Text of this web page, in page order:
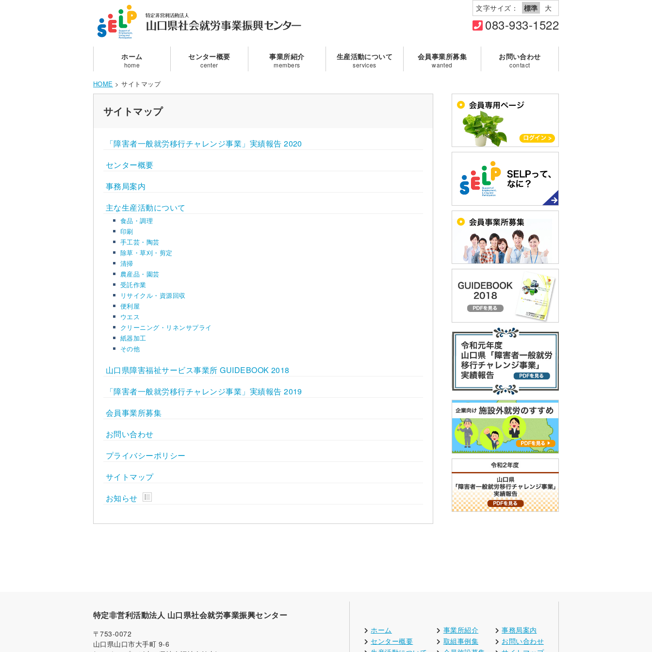
文字サイズ： 標準 大
083-933-1522
ホーム センター概要 事業所紹介 生産活動について 会員事業所募集 お問い合わせ
HOME >サイトマップ
サイトマップ
「障害者一般就労移行チャレンジ事業」実績報告 2020
センター概要
事務局案内
主な生産活動について
食品・調理
印刷
手工芸・陶芸
除草・草刈・剪定
清掃
農産品・園芸
受託作業
リサイクル・資源回収
便利屋
ウエス
クリーニング・リネンサプライ
紙器加工
その他
山口県障害福祉サービス事業所 GUIDEBOOK 2018
「障害者一般就労移行チャレンジ事業」実績報告 2019
会員事業所募集
お問い合わせ
プライバシーポリシー
サイトマップ
お知らせ
特定非営利活動法人 山口県社会就労事業振興センター
〒753-0072
山口県山口市大手町 9-6
ホーム
センター概要
事業所紹介
取組事例集
事務局案内
お問い合わせ